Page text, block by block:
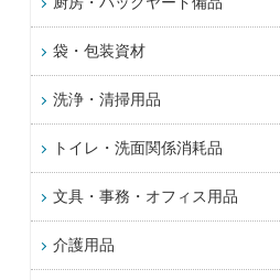
袋・包装資材
洗浄・清掃用品
トイレ・洗面関係消耗品
文具・事務・オフィス用品
介護用品